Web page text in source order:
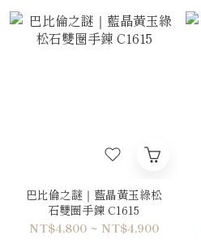
巴比倫之謎｜藍晶黃玉綠松
石雙圈手鍊 C1615
NT$4,800 ~ NT$4,900